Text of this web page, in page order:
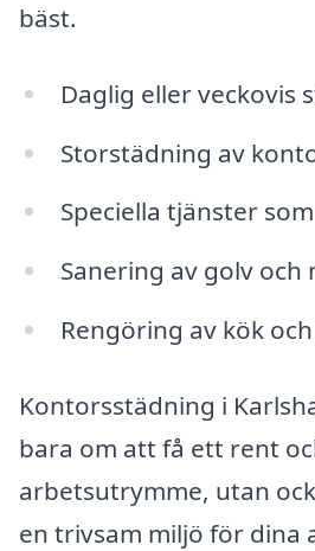
bäst.
Daglig eller veckovis
Storstädning av
Speciella tjänster
Sanering av golv och
Rengöring av kök
Kontorsstädning i
bara om att få ett rent
arbetsutrymme, utan
en trivsam miljö för dina